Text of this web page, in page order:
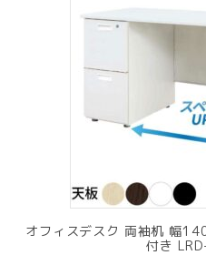
オフィスデスク 両袖机 幅
付き